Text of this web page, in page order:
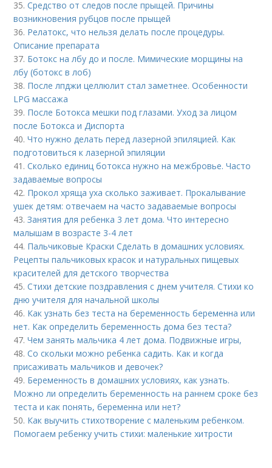
35.Средство от следов после прыщей. Причины
возникновения рубцов после прыщей
36. Релатокс, что нельзя делать после процедуры.
Описание препарата
37. Ботокс на лбу до и после. Мимические морщины на
лбу (ботокс в лоб)
38. После лпджи целлюлит стал заметнее. Особенности
LPG массажа
39. После Ботокса мешки под глазами. Уход за лицом
после Ботокса и Диспорта
40.Что нужно делать перед лазерной эпиляцией. Как
подготовиться к лазерной эпиляции
41.Сколько единиц ботокса нужно на межбровье. Часто
задаваемые вопросы
42. Прокол хряща уха сколько заживает. Прокалывание
ушек детям: отвечаем на часто задаваемые вопросы
43.Занятия для ребенка 3 лет дома. Что интересно
малышам в возрасте 3-4 лет
44. Пальчиковые Краски Сделать в домашних условиях.
Рецепты пальчиковых красок и натуральных пищевых
красителей для детского творчества
45.Стихи детские поздравления с днем учителя. Стихи ко
дню учителя для начальной школы
46. Как узнать без теста на беременность беременна или
нет. Как определить беременность дома без теста?
47.Чем занять мальчика 4 лет дома. Подвижные игры,
48.Со скольки можно ребенка садить. Как и когда
присаживать мальчиков и девочек?
49. Беременность в домашних условиях, как узнать.
Можно ли определить беременность на раннем сроке без
теста и как понять, беременна или нет?
50. Как выучить стихотворение с маленьким ребенком.
Помогаем ребенку учить стихи: маленькие хитрости